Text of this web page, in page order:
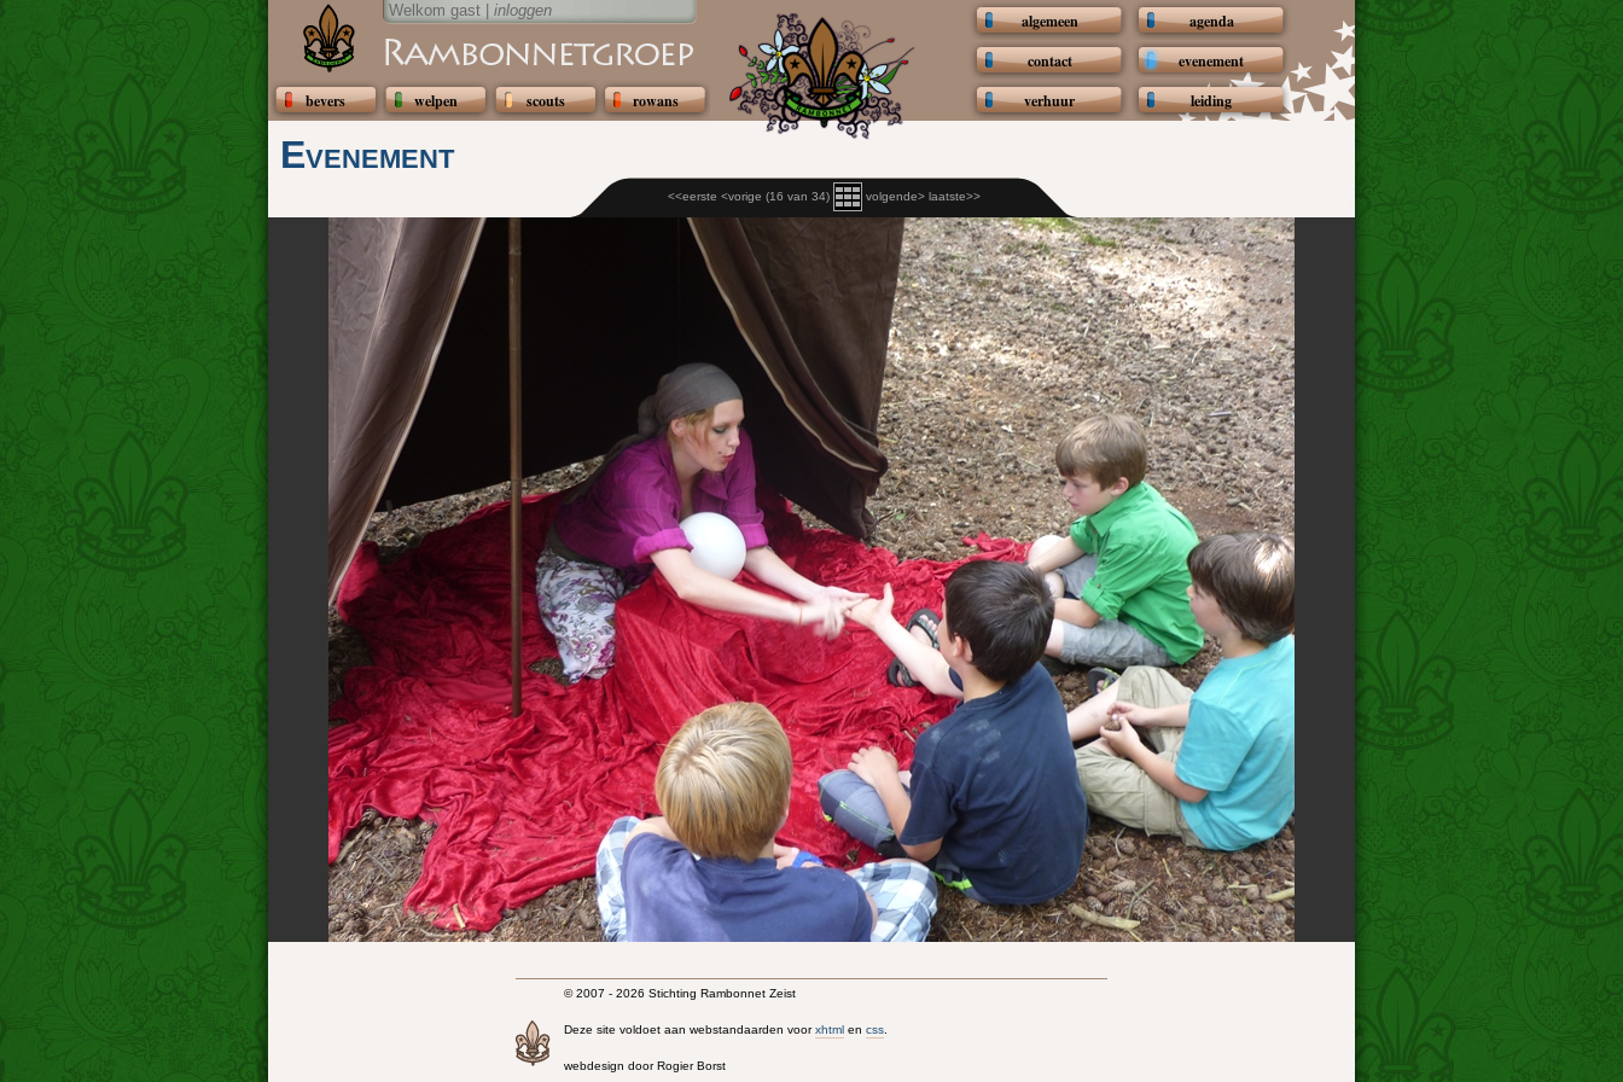
Welkom gast | inloggen
bevers welpen scouts rowans
algemeen
agenda
contact
evenement
verhuur
leiding
Evenement
<<eerste <vorige (16 van 34) volgende> laatste>>
© 2007 - 2026 Stichting Rambonnet Zeist
Deze site voldoet aan webstandaarden voorxhtml en css
webdesign door Rogier Borst